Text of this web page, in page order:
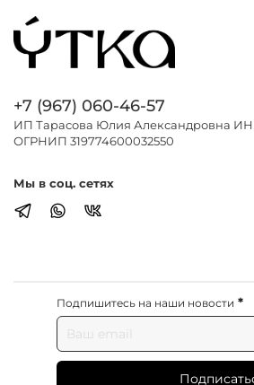
Подпишитесь на наши новости *
+7 (967) 060-46-57
ИП Тарасова Юлия Александровна
ОГРНИП 319774600032550
Мы в соц. сетях